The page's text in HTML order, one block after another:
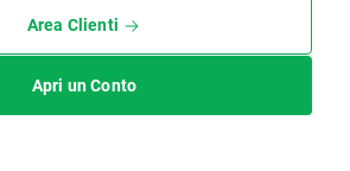
Area Clienti
Apri un Conto